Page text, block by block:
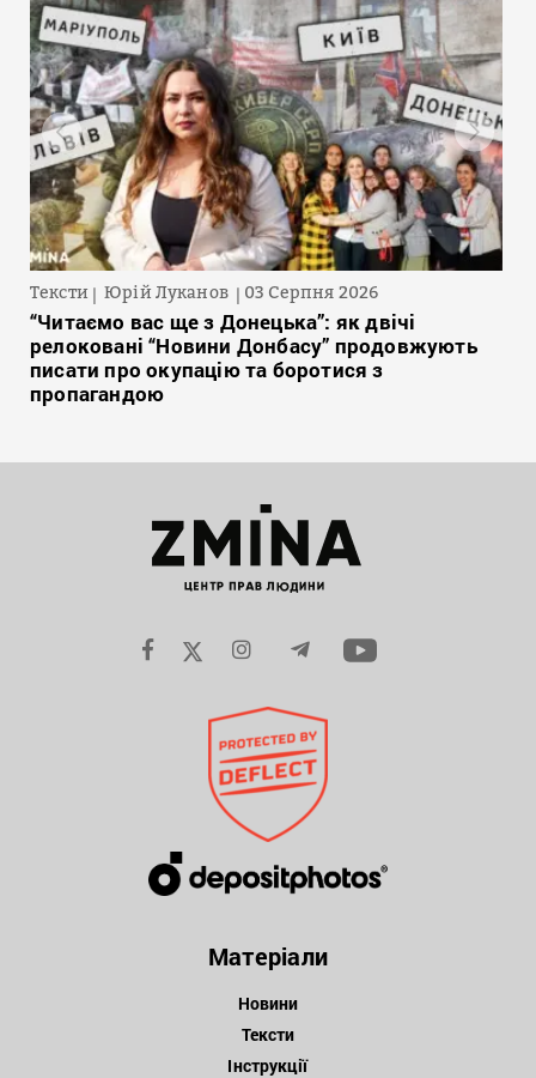
Тексти Юрій Луканов 03 Серпня 2026
“Читаємо вас ще з Донецька”: як двічі
релоковані “Новини Донбасу” продовжують
писати про окупацію та боротися з
пропагандою
Матеріали
Новини
Тексти
Інструкції